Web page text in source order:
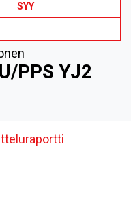
SYY
PPS YJ2